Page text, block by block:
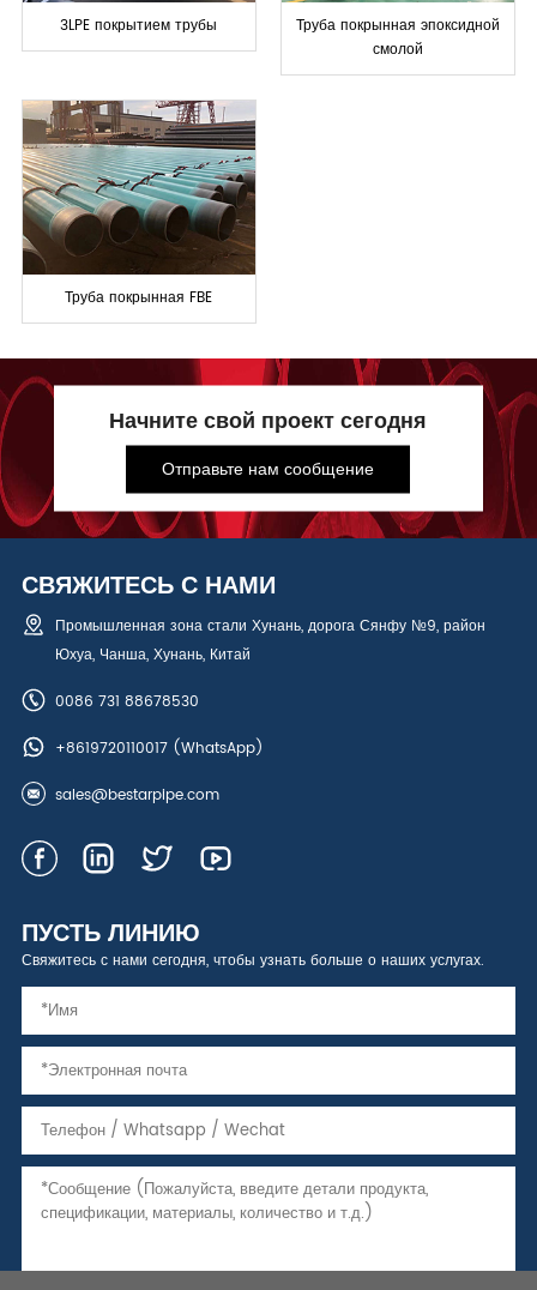
3LPE покрытием трубы
Труба покрынная эпоксидной
смолой
Труба покрынная FBE
Начните свой проект сегодня
Отправьте нам сообщение
СВЯЖИТЕСЬ С НАМИ
Промышленная зона стали Хунань, дорога Сянфу №9, район
Юхуа, Чанша, Хунань, Китай
0086 731 88678530
+8619720110017(WhatsApp)
sales@bestarpipe.com
ПУСТЬ ЛИНИЮ
Свяжитесь с нами сегодня, чтобы узнать больше о наших услугах.